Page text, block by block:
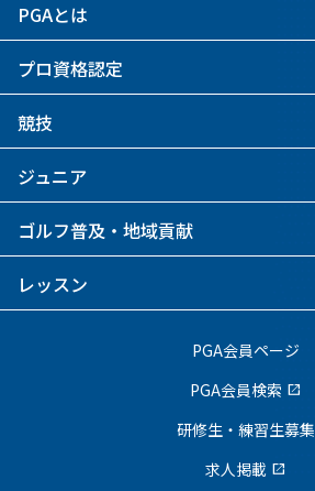
PGAとは
プロ資格認定
競技
ジュニア
ゴルフ普及・地域貢献
レッスン
PGA会員ページ
PGA会員検索 open_in_new
研修生・練習生募集
求人掲載 open_in_new